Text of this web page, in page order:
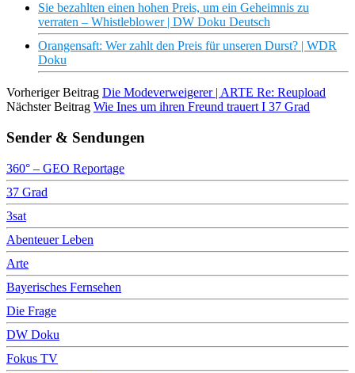
Sie bezahlten einen hohen Preis, um ein Geheimnis zu
verraten – Whistleblower | DW Doku Deutsch
Orangensaft: Wer zahlt den Preis für unseren Durst? | WDR
Doku
Vorheriger Beitrag Die Modeverweigerer | ARTE Re: Reupload
Nächster Beitrag Wie Ines um ihren Freund trauert I 37 Grad
Sender & Sendungen
360° – GEO Reportage
37 Grad
3sat
Abenteuer Leben
Arte
Bayerisches Fernsehen
Die Frage
DW Doku
Fokus TV